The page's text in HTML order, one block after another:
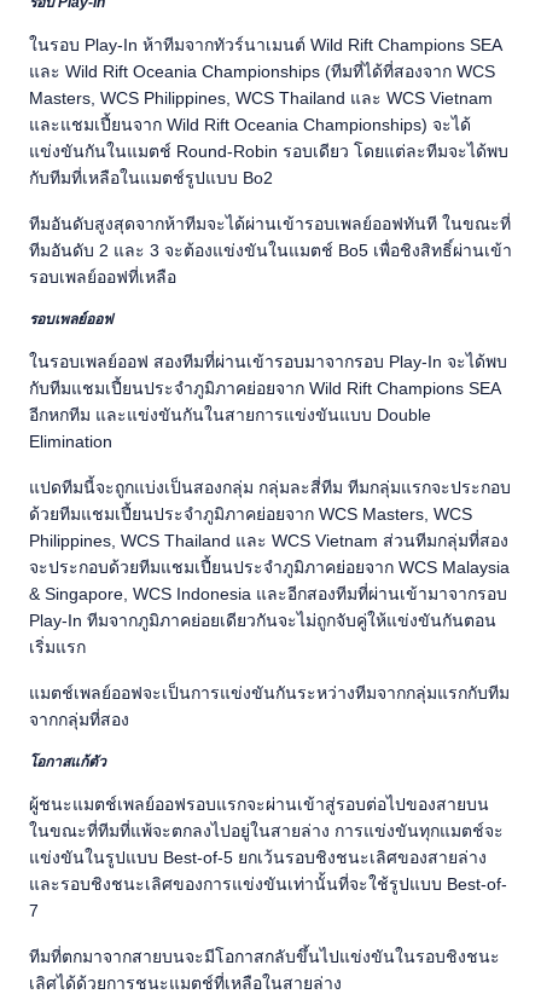
ในรอบ Play-In ห้าทีมจากทัวร์นาเมนต์ Wild Rift Champions SEA
และ Wild Rift Oceania Championships (ทีมที่ได้ที่สองจาก WCS
Masters, WCS Philippines, WCS Thailand และ WCS Vietnam
และแชมเปี้ยนจาก Wild Rift Oceania Championships) จะได้
แข่งขันกันในแมตช์ Round-Robin รอบเดียว โดยแต่ละทีมจะได้พบ
กับทีมที่เหลือในแมตช์รูปแบบ Bo2
ทีมอันดับสูงสุดจากห้าทีมจะได้ผ่านเข้ารอบเพลย์ออฟทันที ในขณะที่
ทีมอันดับ 2 และ 3 จะต้องแข่งขันในแมตช์ Bo5 เพื่อชิงสิทธิ์ผ่านเข้า
รอบเพลย์ออฟที่เหลือ
รอบเพลย์ออฟ
ในรอบเพลย์ออฟ สองทีมที่ผ่านเข้ารอบมาจากรอบ Play-In จะได้พบ
กับทีมแชมเปี้ยนประจำภูมิภาคย่อยจาก Wild Rift Champions SEA
อีกหกทีม และแข่งขันกันในสายการแข่งขันแบบ Double
Elimination
แปดทีมนี้จะถูกแบ่งเป็นสองกลุ่ม กลุ่มละสี่ทีม ทีมกลุ่มแรกจะประกอบ
ด้วยทีมแชมเปี้ยนประจำภูมิภาคย่อยจาก WCS Masters, WCS
Philippines, WCS Thailand และ WCS Vietnam ส่วนทีมกลุ่มที่สอง
จะประกอบด้วยทีมแชมเปี้ยนประจำภูมิภาคย่อยจาก WCS Malaysia
& Singapore, WCS Indonesia และอีกสองทีมที่ผ่านเข้ามาจากรอบ
Play-In ทีมจากภูมิภาคย่อยเดียวกันจะไม่ถูกจับคู่ให้แข่งขันกันตอน
เริ่มแรก
แมตช์เพลย์ออฟจะเป็นการแข่งขันกันระหว่างทีมจากกลุ่มแรกกับทีม
จากกลุ่มที่สอง
โอกาสแก้ตัว
ผู้ชนะแมตช์เพลย์ออฟรอบแรกจะผ่านเข้าสู่รอบต่อไปของสายบน
ในขณะที่ทีมที่แพ้จะตกลงไปอยู่ในสายล่าง การแข่งขันทุกแมตช์จะ
แข่งขันในรูปแบบ Best-of-5 ยกเว้นรอบชิงชนะเลิศของสายล่าง
และรอบชิงชนะเลิศของการแข่งขันเท่านั้นที่จะใช้รูปแบบ Best-of-
7
ทีมที่ตกมาจากสายบนจะมีโอกาสกลับขึ้นไปแข่งขันในรอบชิงชนะ
เลิศได้ด้วยการชนะแมตช์ที่เหลือในสายล่าง